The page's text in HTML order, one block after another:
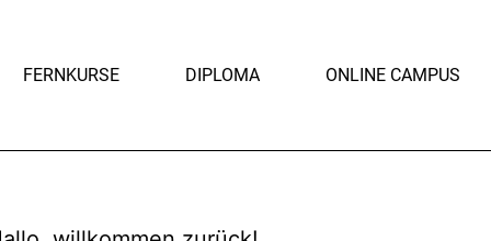
FERNKURSE DIPLOMA ONLINE CAMPUS